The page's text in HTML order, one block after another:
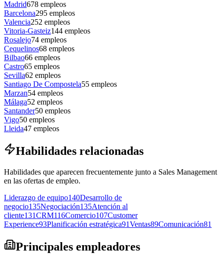
Madrid678 empleos
Barcelona295 empleos
Valencia252 empleos
Vitoria-Gasteiz144 empleos
Rosalejo74 empleos
Cequelinos68 empleos
Bilbao66 empleos
Castro65 empleos
Sevilla62 empleos
Santiago De Compostela55 empleos
Marzan54 empleos
Málaga52 empleos
Santander50 empleos
Vigo50 empleos
Lleida47 empleos
Habilidades relacionadas
Habilidades que aparecen frecuentemente junto a Sales Management
en las ofertas de empleo.
Liderazgo de equipo140Desarrollo de
negocio135Negociación135Atención al
cliente131CRM116Comercio107Customer
Experience93Planificación estratégica91Ventas89Comunicación81
Principales empleadores